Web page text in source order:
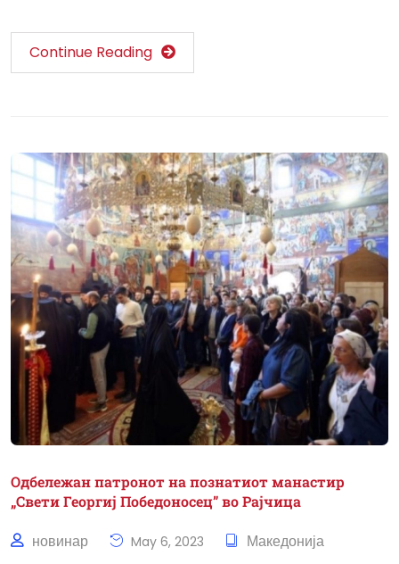
Continue Reading
Одбележан патронот на познатиот манастир
„Свети Георгиј Победоносец” во Рајчица
новинар May 6, 2023 Македонија